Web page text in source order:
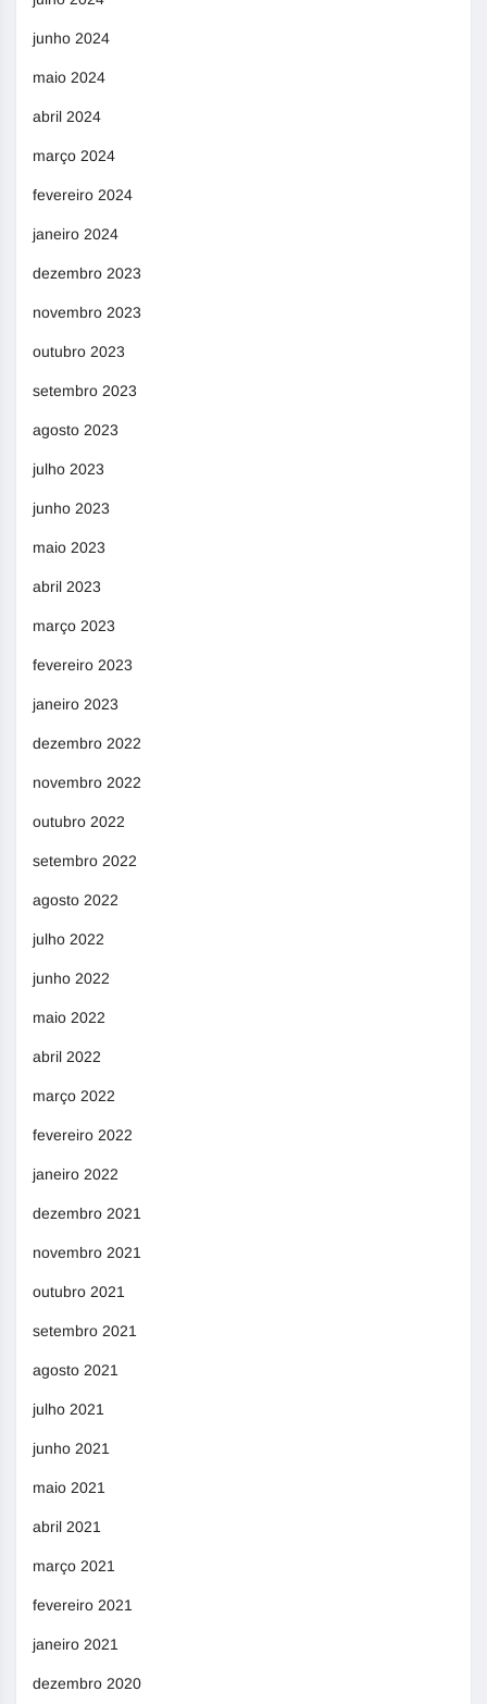
junho 2024
maio 2024
abril 2024
março 2024
fevereiro 2024
janeiro 2024
dezembro 2023
novembro 2023
outubro 2023
setembro 2023
agosto 2023
julho 2023
junho 2023
maio 2023
abril 2023
março 2023
fevereiro 2023
janeiro 2023
dezembro 2022
novembro 2022
outubro 2022
setembro 2022
agosto 2022
julho 2022
junho 2022
maio 2022
abril 2022
março 2022
fevereiro 2022
janeiro 2022
dezembro 2021
novembro 2021
outubro 2021
setembro 2021
agosto 2021
julho 2021
junho 2021
maio 2021
abril 2021
março 2021
fevereiro 2021
janeiro 2021
dezembro 2020